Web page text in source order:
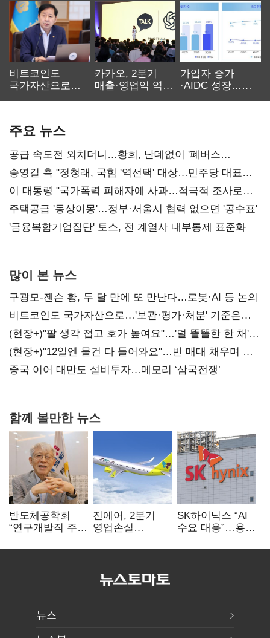
비트코인도
국가자산으로…'
카카오, 2분기
매출·영업익 역대
가입자 증가
·AIDC 성장…
주요 뉴스
공급 속도전 외치더니…황희, 난데없이 '폐버스
리모델링' 제안
송영길 측 "정청래, 국힘 '역선택' 대상…민주당 대표로
총선 지휘 못해"
이 대통령 "국가폭력 피해자에 사과…적극적 조사로
진실 밝혀야"
주택공급 '동상이몽'…정부·서울시 협력 없으면 '공수표'
'금융복합기업집단' 토스, 전 계열사 내부통제 표준화
많이 본 뉴스
구광모-젠슨 황, 두 달 만에 또 만난다…로봇·AI 등 논의
비트코인도 국가자산으로…'보관·평가·처분' 기준은
숙제
(현장+)"팔 생각 접고 호가 높여요"…'덜 똘똘한 한 채'
20억 키맞추기
(현장+)"12일엔 물건 다 들어와요"…빈 매대 채우며 문
연 홈플러스
중국 이어 대만도 설비투자…메모리 ‘삼국전쟁’
함께 볼만한 뉴스
반도체공학회
“연구개발직 주
개선해야”
진에어, 2분기
영업손실
상승 여파
SK하이닉스 “AI
수요 대응”…용인
투자
뉴스